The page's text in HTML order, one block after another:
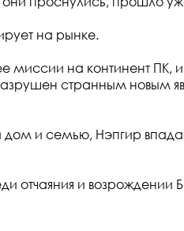
на рынке.
на континент ПК, и
странным новым
дом и семью, Нэпгир
отчаяния и возрождении